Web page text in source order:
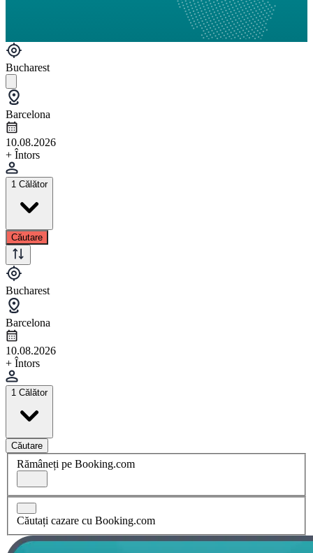
Bucharest
Barcelona
10.08.2026
+ Întors
1 Călător
Căutare
Bucharest
Barcelona
10.08.2026
+ Întors
1 Călător
Căutare
Rămâneți pe Booking.com
Căutați cazare cu Booking.com